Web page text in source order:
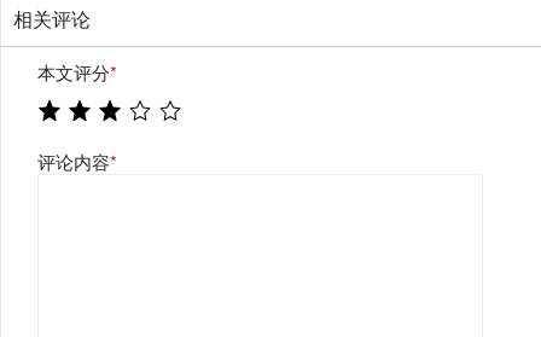
相关评论
本文评分*
评论内容*